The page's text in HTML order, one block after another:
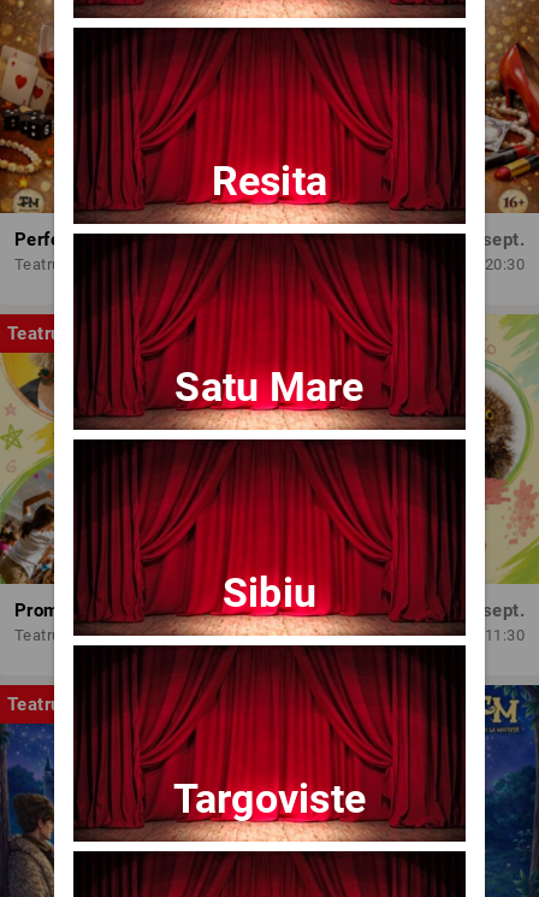
Perfect Necăsătoriți
Teatrul Amzei
Mar, 15 sept.
20:30
Teatru
Promit să mă joc!
Teatrul Amzei
Dum, 13 sept.
11:30
Teatru
Resita
Satu Mare
Sibiu
Targoviste